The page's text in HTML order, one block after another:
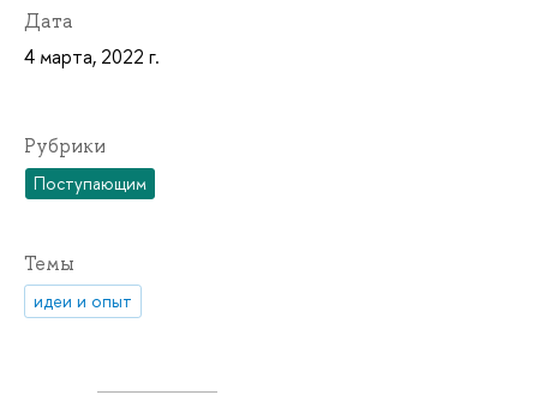
Дата
4 марта, 2022 г.
Рубрики
Поступающим
Темы
идеи и опыт